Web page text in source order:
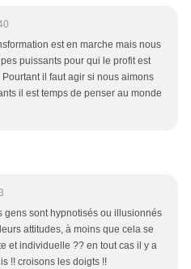
est en marche mais nous
puissants pour qui le profit est
il faut agir si nous aimons
il est temps de penser au monde
gens sont hypnotisés ou illusionnés
attitudes, à moins que cela se
et individuelle ?? en tout cas il y a
!! croisons les doigts !!